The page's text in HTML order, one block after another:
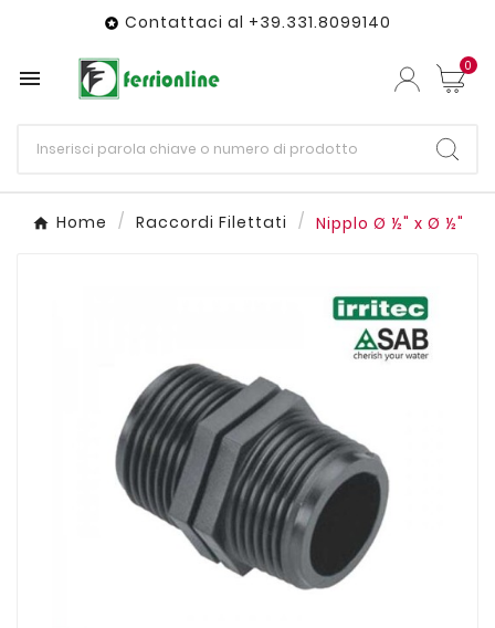
 Contattaci al +39.331.8099140
 0
Home Raccordi Filettati Nipplo Ø ½" x Ø ½"